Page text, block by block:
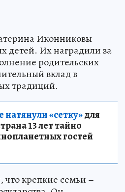
Иконниковы
детей. Их наградили за
родительских
вклад в
традиций.
«сетку»для
13 лет тайно
гостей
что крепкие семьи –